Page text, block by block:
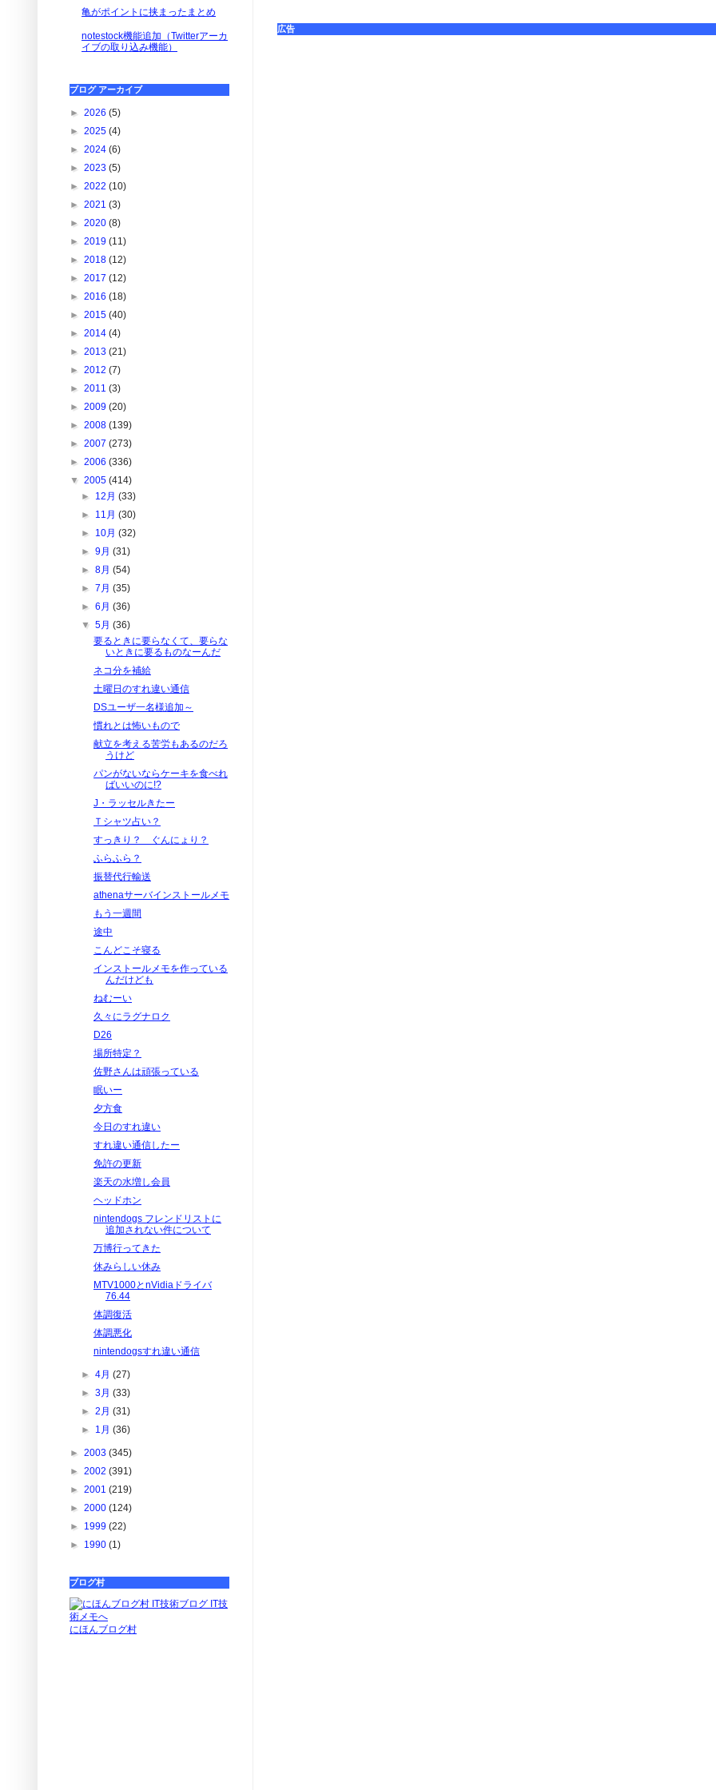
広告
亀がポイントに挟まったまとめ
notestock機能追加（Twitterアーカ
イブの取り込み機能）
ブログ アーカイブ
► 2026 (5)
► 2025 (4)
► 2024 (6)
► 2023 (5)
► 2022 (10)
► 2021 (3)
► 2020 (8)
► 2019 (11)
► 2018 (12)
► 2017 (12)
► 2016 (18)
► 2015 (40)
► 2014 (4)
► 2013 (21)
► 2012 (7)
► 2011 (3)
► 2009 (20)
► 2008 (139)
► 2007 (273)
► 2006 (336)
▼ 2005 (414)
► 12月(33)
► 11月(30)
► 10月(32)
►9月(31)
►8月(54)
►7月(35)
►6月(36)
▼5月(36)
要るときに要らなくて、要らな
いときに要るものなーんだ
ネコ分を補給
土曜日のすれ違い通信
DSユーザ一名様追加～
慣れとは怖いもので
献立を考える苦労もあるのだろ
うけど
パンがないならケーキを食べれ
ばいいのに!?
J・ラッセルきたー
Ｔシャツ占い？
すっきり？ ぐんにょり？
ふらふら？
振替代行輸送
athenaサーバインストールメモ
もう一週間
途中
こんどこそ寝る
インストールメモを作っている
んだけども
ねむーい
久々にラグナロク
D26
場所特定？
佐野さんは頑張っている
眠いー
夕方食
今日のすれ違い
すれ違い通信したー
免許の更新
楽天の水増し会員
ヘッドホン
nintendogs フレンドリストに
追加されない件について
万博行ってきた
休みらしい休み
MTV1000とnVidiaドライバ
76.44
体調復活
体調悪化
nintendogsすれ違い通信
►4月(27)
►3月(33)
►2月(31)
► 1月(36)
► 2003 (345)
► 2002 (391)
► 2001 (219)
► 2000 (124)
► 1999 (22)
► 1990 (1)
ブログ村
にほんブログ村